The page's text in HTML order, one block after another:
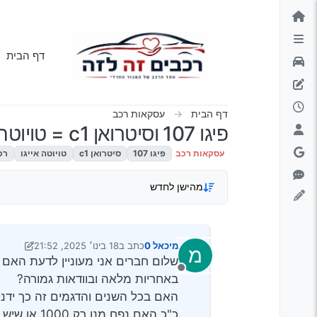
דילוג לתוכן
דף הבית
דף הבית עסקאות רכב
פיגו 107 וסיטרואן c1 = טויוטה אייגו ?
עסקאות רכב פיגו 107 סיטרואן c1 טויוטה אייגו
מהישן לחדש
מ
מנותק
מיכאל 0 כתב ב18 בינו׳ 2025, 21:52
נערך לאחרונה על ידי Klonimoos
שלום חברים אני מעוניין לדעת האם אכן הפיגו 107
באחריות מלאה ובוודאות גמורה?
האם בכל השנים והדגמים זה כך